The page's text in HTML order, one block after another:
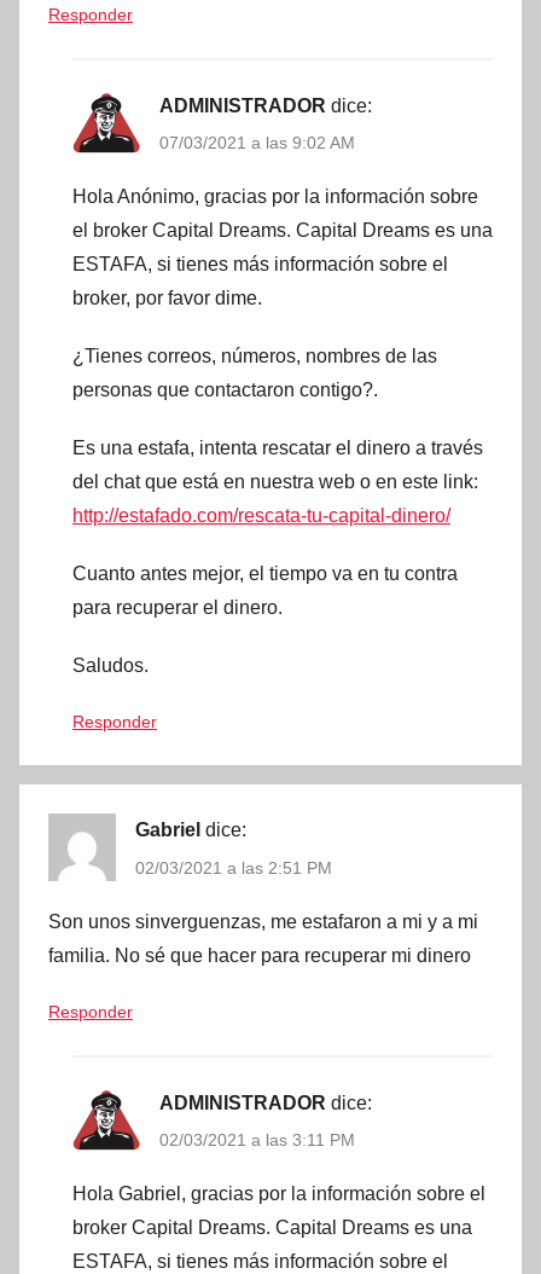
Responder
ADMINISTRADOR dice:
07/03/2021 a las 9:02 AM
Hola Anónimo, gracias por la información sobre
el broker Capital Dreams. Capital Dreams es una
ESTAFA, si tienes más información sobre el
broker, por favor dime.
¿Tienes correos, números, nombres de las
personas que contactaron contigo?.
Es una estafa, intenta rescatar el dinero a través
del chat que está en nuestra web o en este link:
http://estafado.com/rescata-tu-capital-dinero/
Cuanto antes mejor, el tiempo va en tu contra
para recuperar el dinero.
Saludos.
Responder
Gabriel dice:
02/03/2021 a las 2:51 PM
Son unos sinverguenzas, me estafaron a mi y a mi
familia. No sé que hacer para recuperar mi dinero
Responder
ADMINISTRADOR dice:
02/03/2021 a las 3:11 PM
Hola Gabriel, gracias por la información sobre el
broker Capital Dreams. Capital Dreams es una
ESTAFA, si tienes más información sobre el